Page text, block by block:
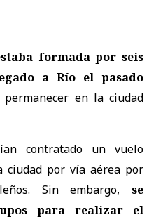
formada por seis
a Río el pasado
en la ciudad
contratado un vuelo
ciudad por vía aérea por
Sin embargo, se
para realizar el